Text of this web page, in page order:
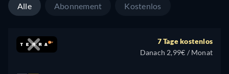
Alle Abonnement Kostenlos
7 Tage kostenlos
Danach 2,99€ / Monat